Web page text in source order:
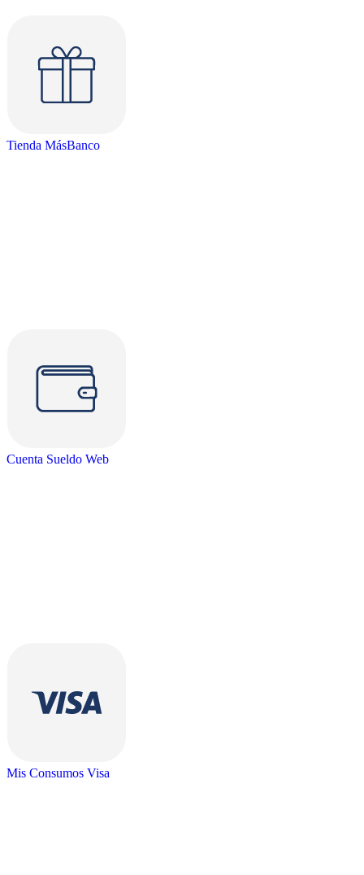
Tienda MásBanco
Cuenta Sueldo Web
Mis Consumos Visa